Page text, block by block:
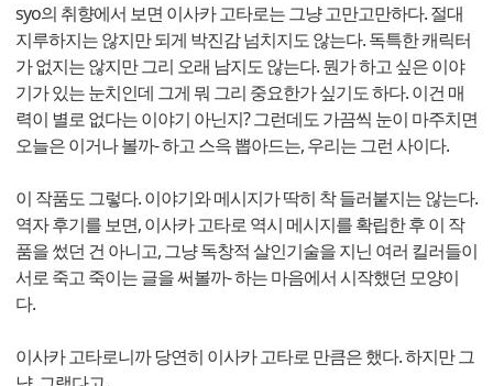
syo의 취향에서 보면 이사카 고타로는 그냥 고만고만하다. 절대
지루하지는 않지만 되게 박진감 넘치지도 않는다. 독특한 캐릭터
가 없지는 않지만 그리 오래 남지도 않는다. 뭔가 하고 싶은 이야
기가 있는 눈치인데 그게 뭐 그리 중요한가 싶기도 하다. 이건 매
력이 별로 없다는 이야기 아닌지? 그런데도 가끔씩 눈이 마주치면
오늘은 이거나 볼까- 하고 스윽 뽑아드는, 우리는 그런 사이다.
이 작품도 그렇다. 이야기와 메시지가 딱히 착 들러붙지는 않는다.
역자 후기를 보면, 이사카 고타로 역시 메시지를 확립한 후 이 작
품을 썼던 건 아니고, 그냥 독창적 살인기술을 지닌 여러 킬러들이
서로 죽고 죽이는 글을 써볼까- 하는 마음에서 시작했던 모양이
다.
이사카 고타로니까 당연히 이사카 고타로 만큼은 했다. 하지만 그